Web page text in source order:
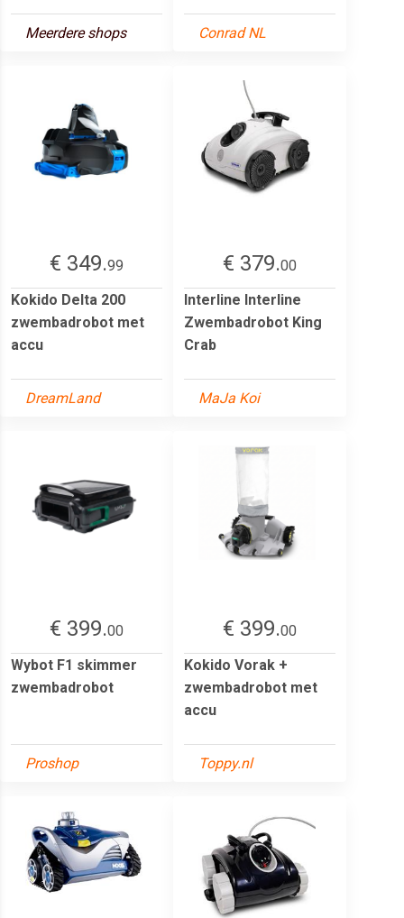
Meerdere shops Conrad NL
€ 349.99
Kokido Delta 200
zwembadrobot met
accu
DreamLand
€ 379.00
Interline Interline
Zwembadrobot King
Crab
MaJa Koi
€ 399.00
Wybot F1 skimmer
zwembadrobot
Proshop
€ 399.00
Kokido Vorak +
zwembadrobot met
accu
Toppy.nl